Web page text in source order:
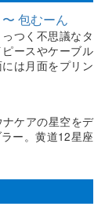
包むーん
つく不思議なタ
ースやケーブル
は月面をプリン
ナケアの星空をデ
ー。黄道12星座